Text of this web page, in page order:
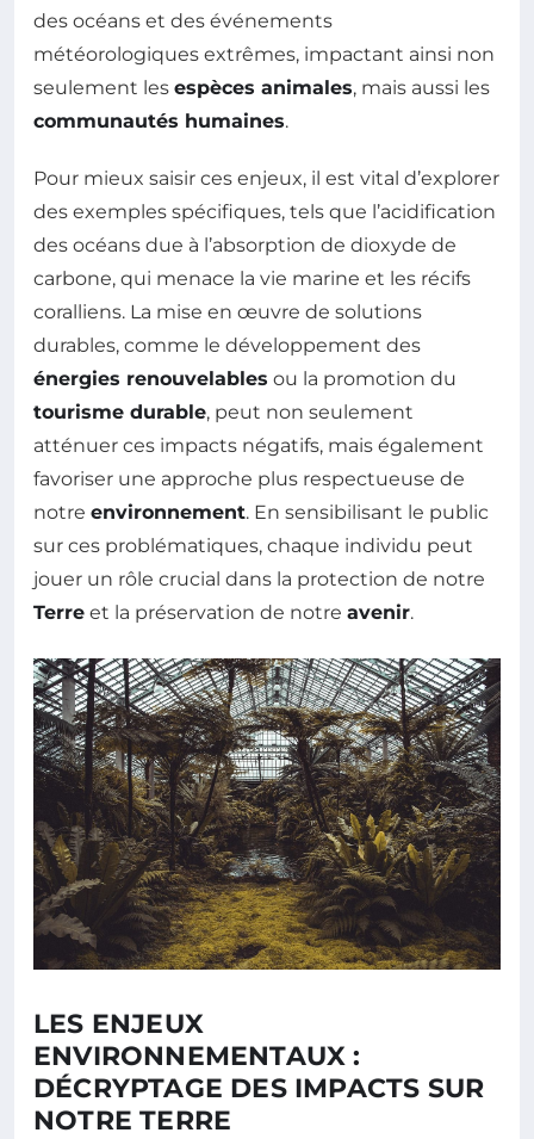
des océans et des événements
météorologiques extrêmes, impactant ainsi non
seulement les espèces animales, mais aussi les
communautés humaines.
Pour mieux saisir ces enjeux, il est vital d’explorer
des exemples spécifiques, tels que l’acidification
des océans due à l’absorption de dioxyde de
carbone, qui menace la vie marine et les récifs
coralliens. La mise en œuvre de solutions
durables, comme le développement des
énergies renouvelables ou la promotion du
tourisme durable, peut non seulement
atténuer ces impacts négatifs, mais également
favoriser une approche plus respectueuse de
notre environnement. En sensibilisant le public
sur ces problématiques, chaque individu peut
jouer un rôle crucial dans la protection de notre
Terre et la préservation de notre avenir.
LES ENJEUX
ENVIRONNEMENTAUX :
DÉCRYPTAGE DES IMPACTS SUR
NOTRE TERRE